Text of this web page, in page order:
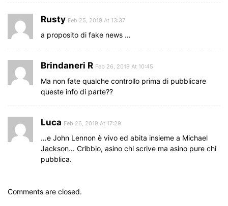
Rusty Feb 25, 2019 At 13:37
a proposito di fake news …
Brindaneri R Feb 26, 2019 At 10:45
Ma non fate qualche controllo prima di pubblicare
queste info di parte??
Luca Feb 26, 2019 At 17:29
…e John Lennon è vivo ed abita insieme a Michael
Jackson… Cribbio, asino chi scrive ma asino pure chi
pubblica.
Comments are closed.